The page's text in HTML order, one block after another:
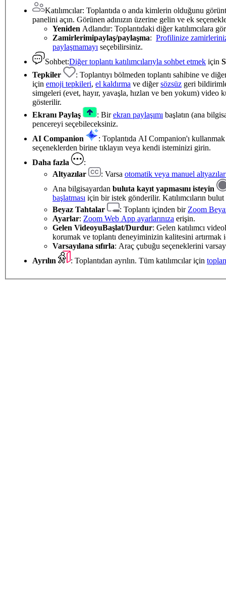
Katılımcılar: Toplantıda o anda kimlerin olduğunu
panelini açın. Görünen adınızın üzerine gelin ve ek
Yeniden Adlandır: Toplantıdaki diğer katılımcılara
Zamirlerimipaylaş/paylaşma: Profilinize
paylaşmamayı seçebilirsiniz.
Sohbet:Diğer toplantı katılımcılarıyla sohbet etmek için
Tepkiler
: Toplantıyı bölmeden toplantı sahibine ve
için emoji tepkileri, el kaldırma ve diğersözsüz geri
simgeleri (evet, hayır, yavaşla, hızlan ve ben yokum) video
gösterilir.
Ekranı Paylaş
: Birekran paylaşımı başlatın (ana
pencereyi seçebileceksiniz.
AI Companion
: Toplantıda AI Companion'ı
seçeneklerden birine tıklayın veya kendi isteminizi girin.
Daha fazla
:
Altyazılar
: Varsa otomatik veya manuel
Ana bilgisayardan buluta kayıt yapmasını isteyin
başlatması için bir istek gönderilir. Katılımcıların
Beyaz Tahtalar
: Toplantı içinden bir Zoom
Ayarlar: Zoom Web App ayarlarınıza erişin.
Gelen VideoyuBaşlat/Durdur: Gelen katılımcı
korumak ve toplantı deneyiminizin kalitesini artırmak
Varsayılana sıfırla: Araç çubuğu seçeneklerini
Ayrılın
: Toplantıdan ayrılın. Tüm katılımcılar için